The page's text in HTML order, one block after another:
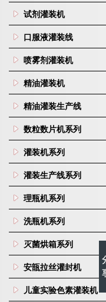
试剂灌装机
口服液灌装线
喷雾剂灌装机
精油灌装机
精油灌装生产线
数粒数片机系列
灌装机系列
灌装生产线系列
理瓶机系列
洗瓶机系列
灭菌烘箱系列
安瓿拉丝灌封机
儿童实验色素灌装机